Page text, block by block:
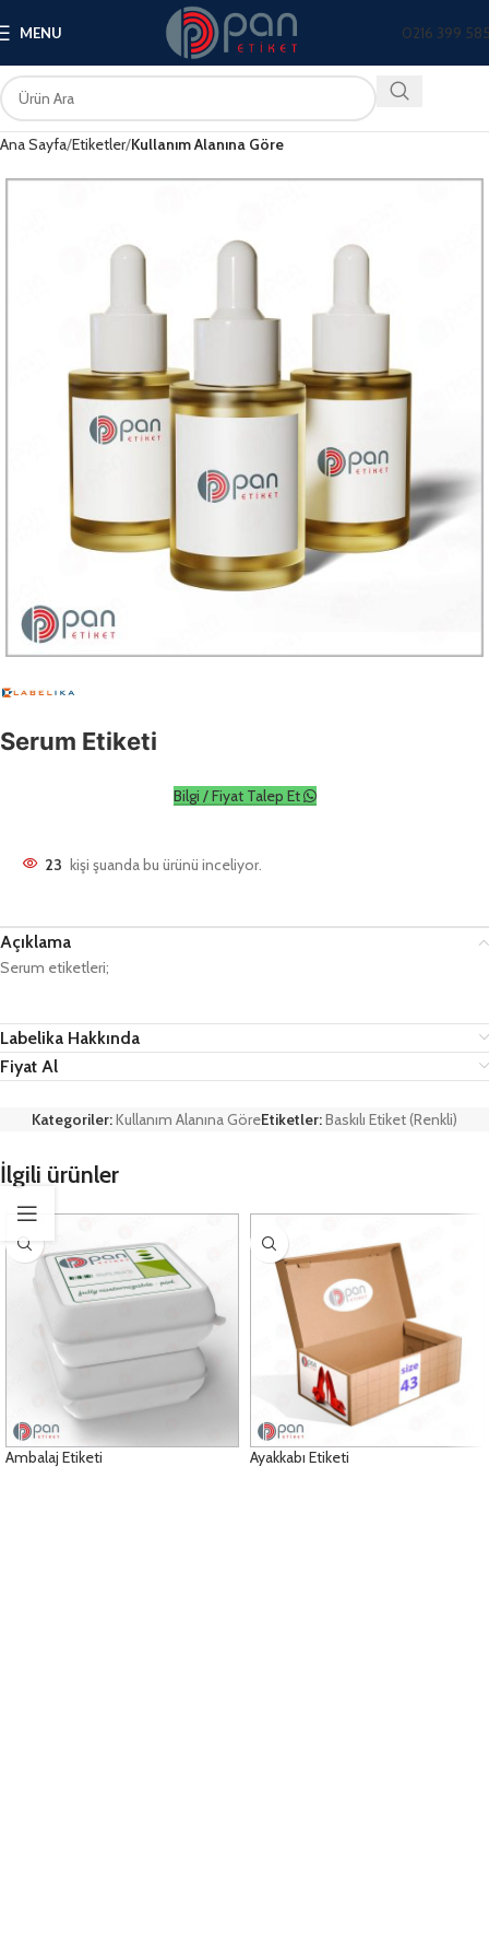
MENU 0216 399
Ana Sayfa Etiketler Kullanım Alanına Göre
Serum Etiketi
Bilgi / Fiyat Talep Et
23 kişi şuanda bu ürünü inceliyor.
Açıklama
Serum etiketleri;
Labelika Hakkında
Fiyat Al
Kategoriler:Kullanım Alanına GöreEtiketler:Baskılı Etiket (Renkli)
İlgili ürünler
Ambalaj Etiketi Ayakkabı Etiketi